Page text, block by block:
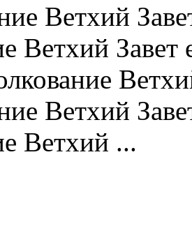
Ветхий
Ветхий
Ветхий
Ветхий ...